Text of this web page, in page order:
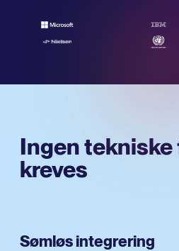
Ingen
kreves
Sømløs integrering